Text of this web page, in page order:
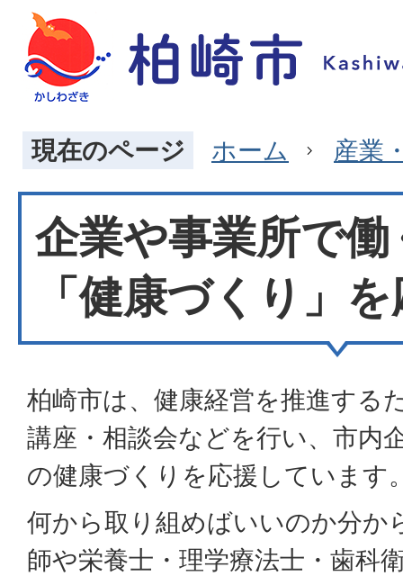
現在のページ ホーム 産業
企業や事業所で
「健康づくり」
柏崎市は、健康経営を推進する
講座・相談会などを行い、市内
の健康づくりを応援しています
何から取り組めばいいのか分か
師や栄養士・理学療法士・歯科